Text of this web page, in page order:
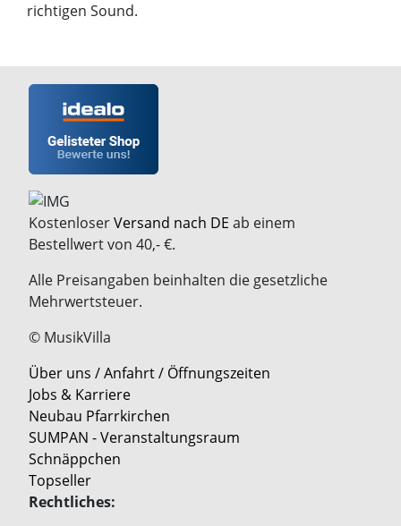
richtigen Sound.
KostenloserVersand nach DE ab einem
Bestellwert von 40,- €.
Alle Preisangaben beinhalten die gesetzliche
Mehrwertsteuer.
© MusikVilla
Über uns / Anfahrt / Öffnungszeiten
Jobs & Karriere
Neubau Pfarrkirchen
SUMPAN - Veranstaltungsraum
Schnäppchen
Topseller
Rechtliches: